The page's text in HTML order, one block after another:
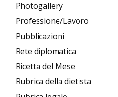
Photogallery
Professione/Lavoro
Pubblicazioni
Rete diplomatica
Ricetta del Mese
Rubrica della dietista